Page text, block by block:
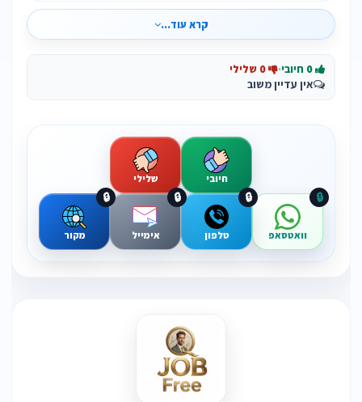
קרא עוד...
·
אין עדיין משוב
חיובי שלילי
וואטסאפ
🔒
טלפון
🔒
אימייל
🔒
מקור
🔒